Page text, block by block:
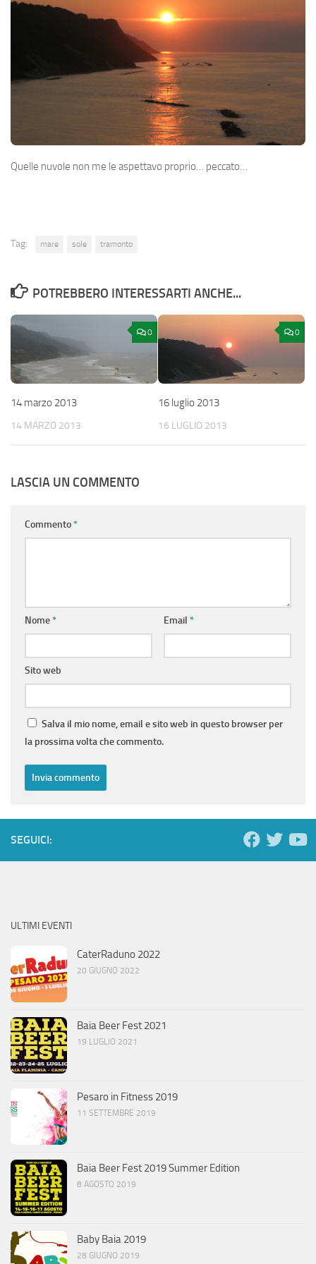
Quelle nuvole non me le aspettavo proprio… peccato…
Tag: mare sole tramonto
POTREBBERO INTERESSARTI ANCHE...
0
14 marzo 2013
14 MARZO 2013
0
16 luglio 2013
16 LUGLIO 2013
LASCIA UN COMMENTO
Commento*
Nome* Email *
Sito web
Salva il mio nome, email e sito web in questo browser per
la prossima volta che commento.
SEGUICI:
ULTIMI EVENTI
CaterRaduno 2022
20 GIUGNO 2022
Baia Beer Fest 2021
19 LUGLIO 2021
Pesaro in Fitness 2019
11 SETTEMBRE 2019
Baia Beer Fest 2019 Summer Edition
8 AGOSTO 2019
Baby Baia 2019
28 GIUGNO 2019